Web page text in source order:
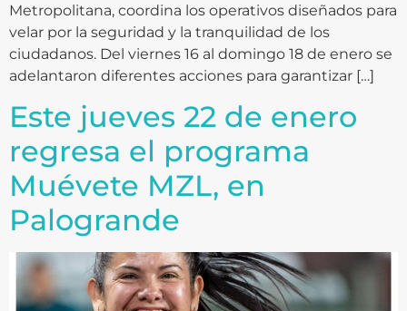
Metropolitana, coordina los operativos diseñados para
velar por la seguridad y la tranquilidad de los
ciudadanos. Del viernes 16 al domingo 18 de enero se
adelantaron diferentes acciones para garantizar […]
Este jueves 22 de enero
regresa el programa
Muévete MZL, en
Palogrande